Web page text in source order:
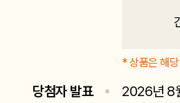
* 상품은 해
당첨자 발표 2026년 8